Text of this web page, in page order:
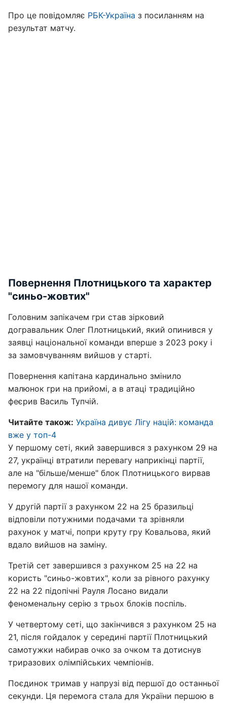
Про це повідомляє РБК-Україна з посиланням на
результат матчу.
Повернення Плотницького та характер
"синьо-жовтих"
Головним запікачем гри став зірковий
догравальник Олег Плотницький, який опинився у
заявці національної команди вперше з 2023 року і
за замовчуванням вийшов у старті.
Повернення капітана кардинально змінило
малюнок гри на прийомі, а в атаці традиційно
феєрив Василь Тупчій.
Читайте також: Україна дивує Лігу націй: команда
вже у топ-4
У першому сеті, який завершився з рахунком 29 на
27, українці втратили перевагу наприкінці партії,
але на "більше/менше" блок Плотницького вирвав
перемогу для нашої команди.
У другій партії з рахунком 22 на 25 бразильці
відповіли потужними подачами та зрівняли
рахунок у матчі, попри круту гру Ковальова, який
вдало вийшов на заміну.
Третій сет завершився з рахунком 25 на 22 на
користь "синьо-жовтих", коли за рівного рахунку
22 на 22 підопічні Рауля Лосано видали
феноменальну серію з трьох блоків поспіль.
У четвертому сеті, що закінчився з рахунком 25 на
21, після гойдалок у середині партії Плотницький
самотужки набирав очко за очком та дотиснув
триразових олімпійських чемпіонів.
Поєдинок тримав у напрузі від першої до останньої
секунди. Ця перемога стала для України першою в